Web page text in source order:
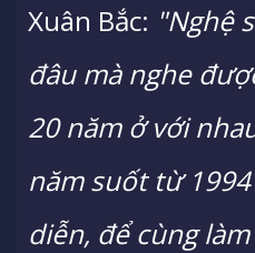
Xuân Bắc: "Nghệ
đâu mà nghe
20 năm ở với
năm suốt từ
diễn, để cùng